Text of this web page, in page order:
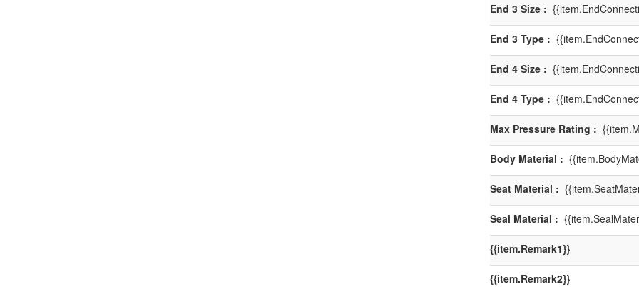
End 3 Size :
End 3 Type :
End 4 Size :
End 4 Type :
Max Pressure Rating :
Body Material :
Seat Material :
Seal Material :
{{item.Remark1}}
{{item.Remark2}}